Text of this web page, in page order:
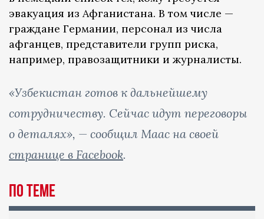
эвакуация из Афганистана. В том числе —
граждане Германии, персонал из числа
афганцев, представители групп риска,
например, правозащитники и журналисты.
«Узбекистан готов к дальнейшему
сотрудничеству. Сейчас идут переговоры
о деталях», — сообщил Маас на своей
странице в Facebook.
По теме